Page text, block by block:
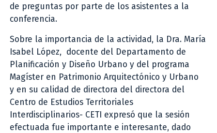
de preguntas por parte de los asistentes a la
conferencia.
Sobre la importancia de la actividad, la Dra. María
Isabel López, docente del Departamento de
Planificación y Diseño Urbano y del programa
Magíster en Patrimonio Arquitectónico y Urbano
y en su calidad de directora del directora del
Centro de Estudios Territoriales
Interdisciplinarios- CETI expresó que la sesión
efectuada fue importante e interesante, dado